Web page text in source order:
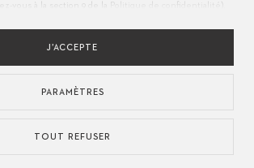
APPROVISIONNEMENT RESPONSABLE
vous à la section 9 de la
J’ACCEPTE
PARAMÈTRES
TOUT REFUSER